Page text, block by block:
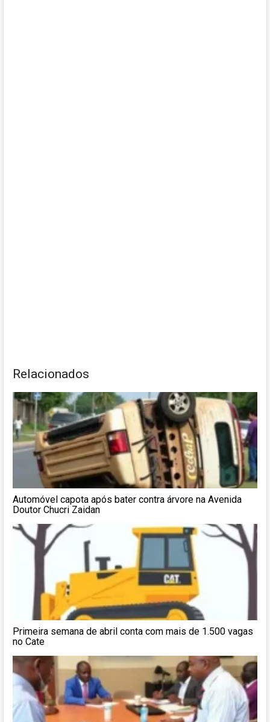
Relacionados
Automóvel capota após bater contra árvore na Avenida
Doutor Chucri Zaidan
Primeira semana de abril conta com mais de 1.500 vagas
no Cate